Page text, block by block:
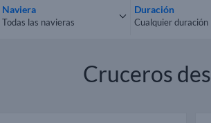
Naviera
Todas las navieras
Duración
Cualquier duración
Cruceros